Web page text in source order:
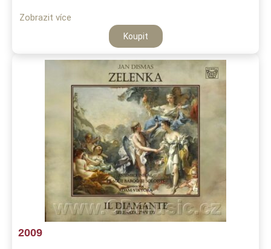
Zobrazit více
Koupit
2009